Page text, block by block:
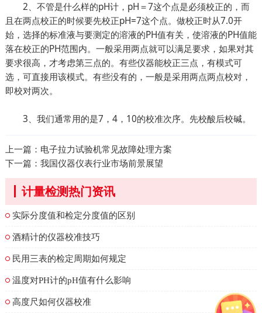
2、不管是什么样的pH计，pH＝7这个点是必须校正的，而
且在两点校正的时候要先校正pH=7这个点。做校正时从7.0开
始，选择的标准液与要测定的溶液的PH值有关，使溶液的PH值能
落在校正的PH范围内。一般采用两点就可以满足要求，如果对其
要求很高，才考虑第三点的。有些仪器能校正三点，有模式可
选，可直接用该模式。有些没有的，一般是采用两点两点校对，
即校对两次。
3、我们通常用的是7，4，10的校准次序。先校酸后校碱。
上一篇： 电子拉力试验机常见故障处理方案
下一篇： 我国仪器仪表行业市场前景展望
计量检测热门资讯
实际分度值和检定分度值的区别
酒精计的仪器校准技巧
民用三表的检定周期如何规定
温度对PH计的pH值有什么影响
高度尺如何仪器校准